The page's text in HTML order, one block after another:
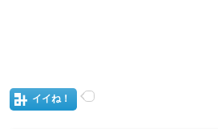
イイね！